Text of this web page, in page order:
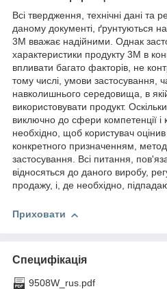
Всі твердження, технічні дані та
даному документі, ґрунтуються на
3М вважає надійними. Однак
характеристики продукту 3М в
впливати багато факторів, не
тому числі, умови застосування,
навколишнього середовища, в
використовувати продукт.
виключно до сфери компетенції і
необхідно, щоб користувач оцінив
конкретного призначенням,
застосування. Всі питання,
відносяться до даного виробу,
продажу, і, де необхідно,
Приховати
Специфікація
9508W_rus.pdf